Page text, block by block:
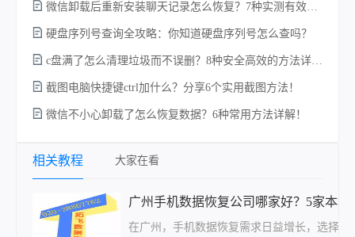
微信卸载后重新安装聊天记录怎么恢复？7种实测有效的恢复方案详解！
硬盘序列号查询全攻略：你知道硬盘序列号怎么查吗？
c盘满了怎么清理垃圾而不误删？8种安全高效的方法详解+误删恢复指南！
截图电脑快捷键ctrl加什么？分享6个实用截图方法！
微信不小心卸载了怎么恢复数据？6种常用方法详解！
相关教程 大家在看
广州手机数据恢复公司哪家好？5家本地
在广州，手机数据恢复需求日益增长，选择